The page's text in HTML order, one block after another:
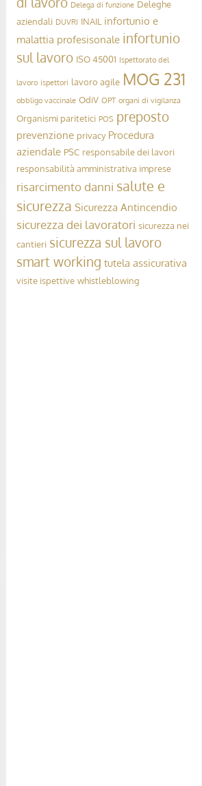
Delega di funzione Deleghe
aziendali DUVRI INAIL infortunio e
malattia profesisonale infortunio
sul lavoro ISO 45001 Ispettorato del
lavoro ispettori lavoro agile MOG 231
obbligo vaccinale OdiV OPT organi di vigilanza
Organismi paritetici POS preposto
prevenzione privacy Procedura
aziendale PSC responsabile dei lavori
responsabilità amministrativa imprese
risarcimento danni salute e
sicurezza Sicurezza Antincendio
sicurezza dei lavoratori sicurezza nei
cantieri sicurezza sul lavoro
smart working tutela assicurativa
visite ispettive whistleblowing